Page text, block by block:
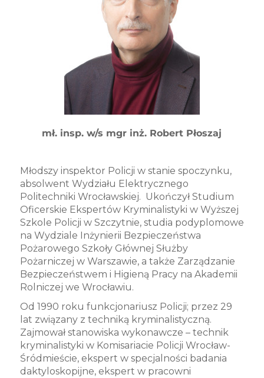
mł. insp. w/s mgr inż. Robert Płoszaj
Młodszy inspektor Policji w stanie spoczynku,
absolwent Wydziału Elektrycznego
Politechniki Wrocławskiej. Ukończył Studium
Oficerskie Ekspertów Kryminalistyki w Wyższej
Szkole Policji w Szczytnie, studia podyplomowe
na Wydziale Inżynierii Bezpieczeństwa
Pożarowego Szkoły Głównej Służby
Pożarniczej w Warszawie, a także Zarządzanie
Bezpieczeństwem i Higieną Pracy na Akademii
Rolniczej we Wrocławiu.
Od 1990 roku funkcjonariusz Policji; przez 29
lat związany z techniką kryminalistyczną.
Zajmował stanowiska wykonawcze – technik
kryminalistyki w Komisariacie Policji Wrocław-
Śródmieście, ekspert w specjalności badania
daktyloskopijne, ekspert w pracowni